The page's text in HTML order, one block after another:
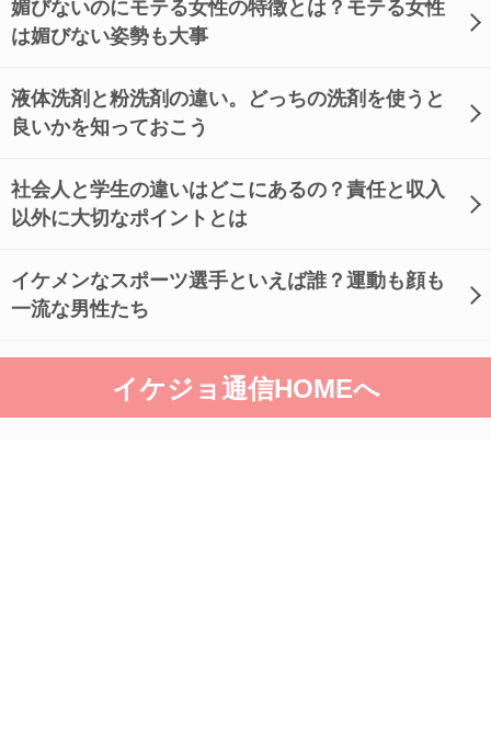
媚びないのにモテる女性の特徴とは？モテる女性
は媚びない姿勢も大事
液体洗剤と粉洗剤の違い。どっちの洗剤を使うと
良いかを知っておこう
社会人と学生の違いはどこにあるの？責任と収入
以外に大切なポイントとは
イケメンなスポーツ選手といえば誰？運動も顔も
一流な男性たち
イケジョ通信HOMEへ